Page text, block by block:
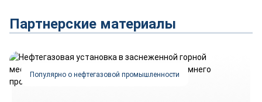
Партнерские материалы
Популярно о нефтегазовой промышленности